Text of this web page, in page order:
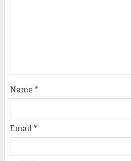
Name *
Email *